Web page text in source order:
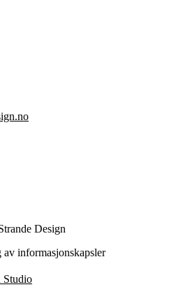
Design
av informasjonskapsler
Studio